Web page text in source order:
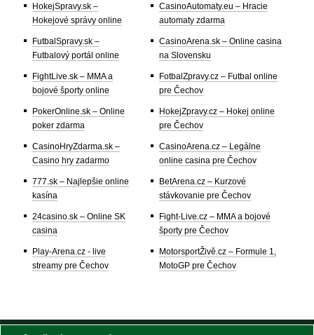
HokejSpravy.sk –
Hokejové správy online
FutbalSpravy.sk –
Futbalový portál online
FightLive.sk – MMA a
bojové športy online
PokerOnline.sk – Online
poker zdarma
CasinoHryZdarma.sk –
Casino hry zadarmo
777.sk – Najlepšie online
kasína
24casino.sk – Online SK
casina
Play-Arena.cz - live
streamy pre Čechov
CasinoAutomaty.eu – Hracie
automaty zdarma
CasinoArena.sk – Online casina
na Slovensku
FotbalZpravy.cz – Futbal online
pre Čechov
HokejZpravy.cz – Hokej online
pre Čechov
CasinoArena.cz – Legálne
online casina pre Čechov
BetArena.cz – Kurzové
stávkovanie pre Čechov
Fight-Live.cz – MMA a bojové
športy pre Čechov
MotorsportŽivě.cz – Formule 1,
MotoGP pre Čechov